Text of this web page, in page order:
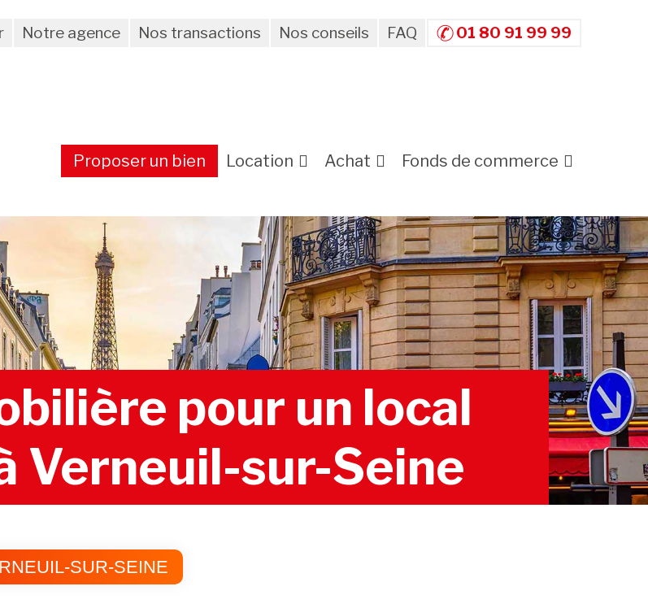
Notre agence Nos transactions Nos conseils FAQ 01 80 91 99 99
Proposer un bien Location Achat Fonds de commerce
pour un local
Verneuil-sur-Seine
SUR-SEINE